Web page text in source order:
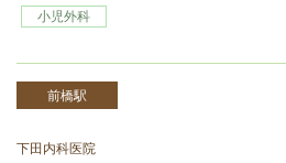
小児外科
前橋駅
下田内科医院